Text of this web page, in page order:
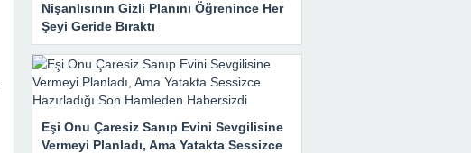
Nişanlısının Gizli Planını Öğrenince Her
Şeyi Geride Bıraktı
Eşi Onu Çaresiz Sanıp Evini Sevgilisine
Vermeyi Planladı, Ama Yatakta Sessizce